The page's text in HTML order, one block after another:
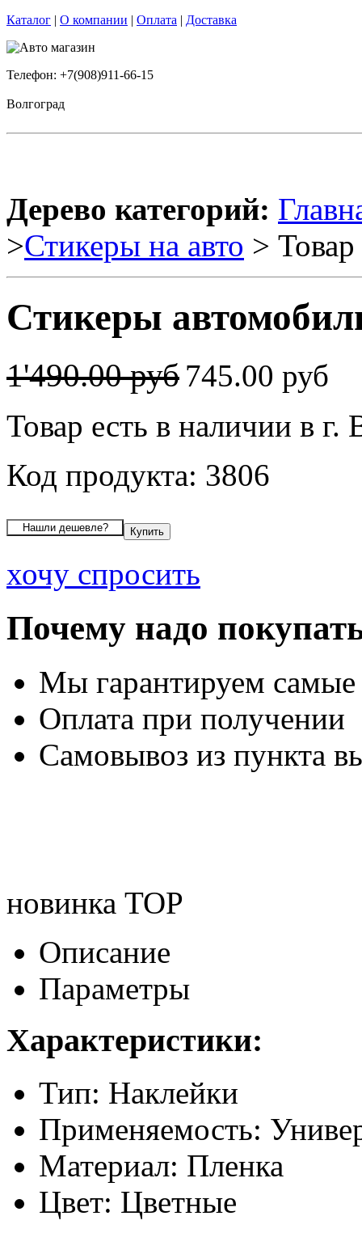
Каталог | О компании | Оплата | Доставка
Телефон: +7(908)911-66-15
Волгоград
Дерево категорий:
>Стикеры на авто > Товар
Стикеры
1'490.00 руб 745.00 руб
Товар есть в наличии в г.
Код продукта: 3806
хочу спросить
Почему надо
Мы гарантируем
Оплата при получении
Самовывоз из пункта
новинка TOP
Описание
Параметры
Характеристики:
Тип: Наклейки
Применяемость:
Материал: Пленка
Цвет: Цветные